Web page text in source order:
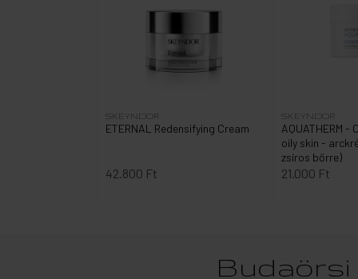
ETERNAL Redensifying Cream
SKEYNDOR
42.800 Ft
AQUATHERM -
oily skin -
zsíros bőrre)
SKEYNDOR
21.000 Ft